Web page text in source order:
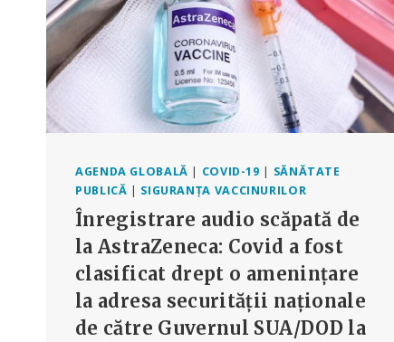
AGENDA GLOBALĂ | COVID-19 | SĂNĂTATE
PUBLICĂ | SIGURANȚA VACCINURILOR
Înregistrare audio scăpată de
la AstraZeneca: Covid a fost
clasificat drept o amenințare
la adresa securității naționale
de către Guvernul SUA/DOD la